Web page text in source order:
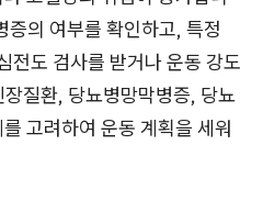
증의 여부를 확인하고, 특정
전도 검사를 받거나 운동 강도
질환, 당뇨병망막병증, 당뇨
고려하여 운동 계획을 세워